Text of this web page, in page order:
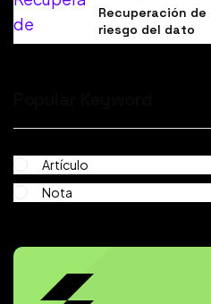
Recuperación
riesgo del dato
Artículo
Nota